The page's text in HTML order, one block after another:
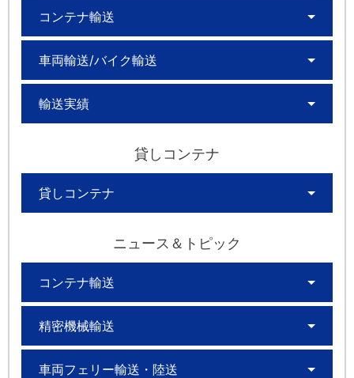
コンテナ輸送
車両輸送/バイク輸送
輸送実績
貸しコンテナ
貸しコンテナ
ニュース＆トピック
コンテナ輸送
精密機械輸送
車両フェリー輸送・陸送